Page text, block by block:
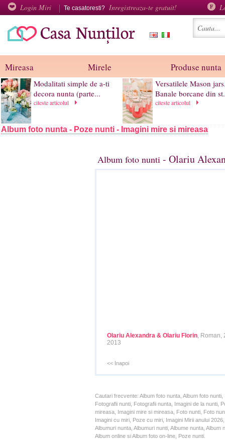
Login Miri Te casatoresti? Inregistreaza-te gratuit!
Mireasa Mirele Produse nunta
Modalitati simple de a-ti
decora nunta (parte...
citeste articolul
Versatilele Mason
Banale borcane din
citeste articolul
Album foto nunta - Poze nunti - Imagini mire si mireasa
Album foto nunti - Olariu
Olariu Alexandra & Olariu Florin, Roman,
2013
<< Inapoi
Cautari frecvente: Album foto nunta, Album foto
Fotografii nunti, Fotografii nunta, Imagini de la nunti,
mireasa, Imagini mire si mireasa, Foto nunti, Foto
Imagini cu miri, Poze cu miri, Imagini Mirii anului
Albumuri nunta, Albumuri nunti, Albume nunta,
Album online si Album foto on-line, Poze nunti.